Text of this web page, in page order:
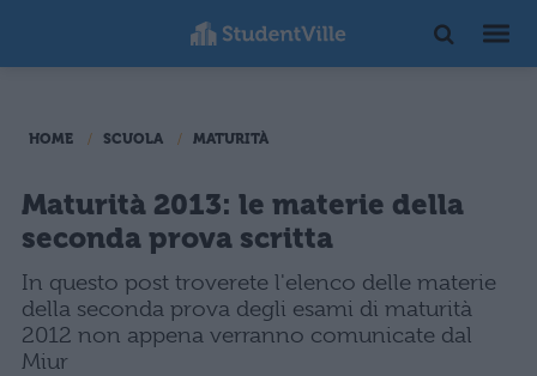
HOME SCUOLA MATURITÀ
Maturità 2013: le materie della
seconda prova scritta
In questo post troverete l'elenco delle materie
della seconda prova degli esami di maturità
2012 non appena verranno comunicate dal
Miur